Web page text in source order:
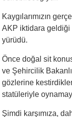
Kaygılarımızın
AKP iktidara geldiği
yürüdü.
Önce doğal sit
ve Şehircilik
gözlerine
statüleriyle
Şimdi karşımıza,